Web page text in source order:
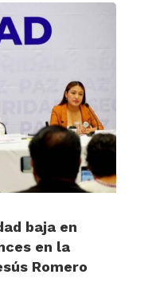
baja en
en la
Romero